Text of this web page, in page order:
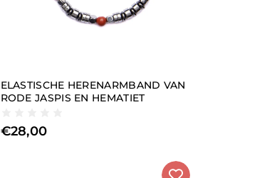
ELASTISCHE HERENARMBAND VAN
RODE JASPIS EN HEMATIET
€28,00